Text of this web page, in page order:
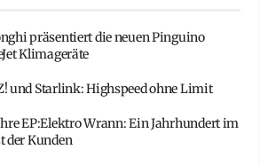
präsentiert die neuen Pinguino
Klimageräte
und Starlink: Highspeed ohne Limit
EP:Elektro Wrann: Ein Jahrhundert im
der Kunden